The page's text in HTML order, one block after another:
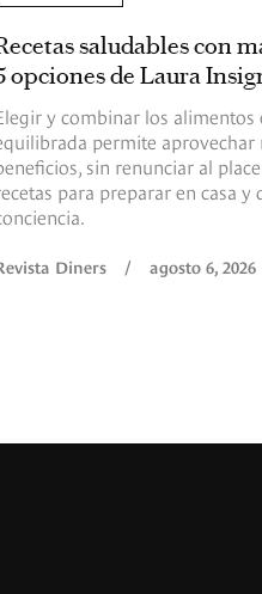
saludables con
opciones de Laura
y combinar los alimentos
permite aprovechar
sin renunciar al
para preparar en casa y
Diners / agosto 6, 2026